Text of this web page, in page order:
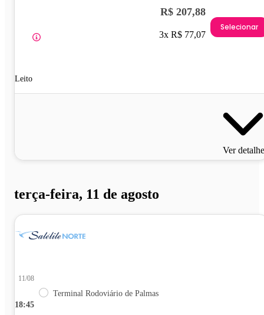
Leito
R$ 207,88
3x R$ 77,07
Selecionar
Ver
terça-feira, 11 de agosto
18:45
11/08
Terminal Rodoviário de Palmas